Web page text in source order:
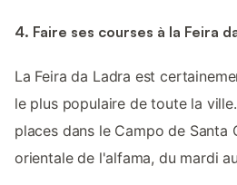
4. Faire ses courses à la Feira
La Feira da Ladra est
le plus populaire de toute la
places dans le Campo de Santa
orientale de l'alfama, du mardi